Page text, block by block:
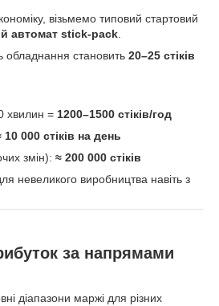
візьмемо типовий стартовий
автомат stick-pack
обладнання становить 20–25 стіків
хвилин = 1200–1500 стіків/год
10 000 стіків на день
змін): ≈ 200 000 стіків
невеликого виробництва навіть з
за напрямами
діапазони маржі для різних